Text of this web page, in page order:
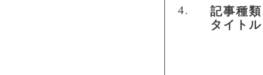
4.
記事種類
タイトル